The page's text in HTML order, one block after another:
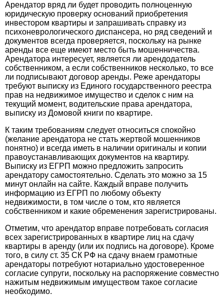
Арендатор вряд ли будет проводить полноценную
юридическую проверку оснований приобретения
инвестором квартиры и запрашивать справку из
психоневрологического диспансера, но ряд сведений и
документов всегда проверяется, поскольку на рынке
аренды все еще имеют место быть мошенничества.
Арендатора интересует, является ли арендодатель
собственником, а если собственников несколько, то все
ли подписывают договор аренды. Реже арендаторы
требуют выписку из Единого государственного реестра
прав на недвижимое имущество и сделок с ним на
текущий момент, водительские права арендатора,
выписку из Домовой книги по квартире.
К таким требованиям следует относиться спокойно
(желание арендатора не стать жертвой мошенников
понятно) и всегда иметь в наличии оригиналы и копии
правоустанавливающих документов на квартиру.
Выписку из ЕГРП можно предложить запросить
арендатору самостоятельно. Сделать это можно за 15
минут онлайн на сайте. Каждый вправе получить
информацию из ЕГРП по любому объекту
недвижимости, в том числе о том, кто является
собственником и какие обременения зарегистрированы.
Отметим, что арендатор вправе потребовать согласия
всех зарегистрированных в квартире лиц на сдачу
квартиры в аренду (или их подпись на договоре). Кроме
того, в силу ст. 35 СК РФ на сдачу внаем грамотные
арендаторы потребуют нотариально удостоверенное
согласие супруги, поскольку на распоряжение совместно
нажитым недвижимым имуществом такое согласие
необходимо.